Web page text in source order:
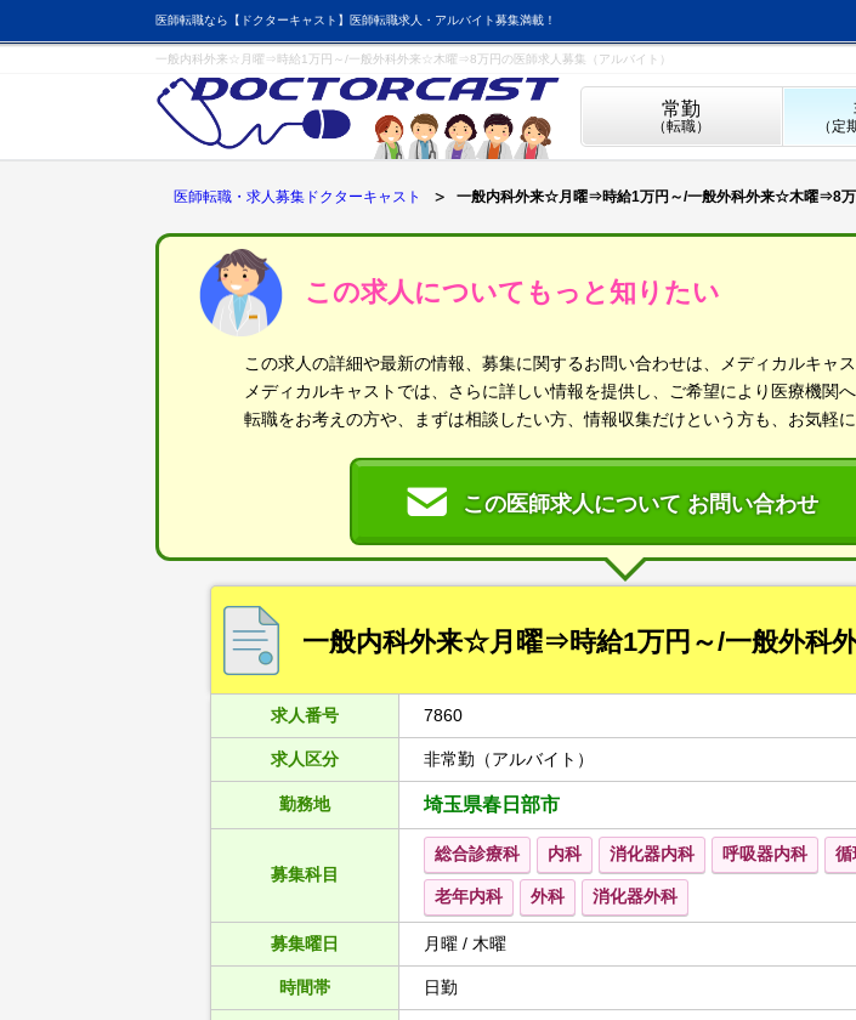
医師転職なら【ドクターキャスト】医師転職求人・アルバイト募集満載！
一般内科外来☆月曜⇒時給1万円～/一般外科外来☆木曜⇒8万円の医師求人募集（アルバイト）
常勤
（転職） （定
医師転職・求人募集ドクターキャスト 一般内科外来☆月曜⇒時給1万円～/一般外科外来☆木曜⇒8万
この求人についてもっと知りたい
この求人の詳細や最新の情報、募集に関するお問い合わせは、メディカルキャ
メディカルキャストでは、さらに詳しい情報を提供し、ご希望により医療機関
転職をお考えの方や、まずは相談したい方、情報収集だけという方も、お気軽に
この医師求人について お問い合わせ
一般内科外来☆月曜⇒時給1万円～/一般外科
求人番号 7860
求人区分 非常勤（アルバイト）
勤務地 埼玉県春日部市
募集科目
総合診療科 内科 消化器内科 呼吸器内科 循
老年内科 外科 消化器外科
募集曜日 月曜 / 木曜
時間帯 日勤